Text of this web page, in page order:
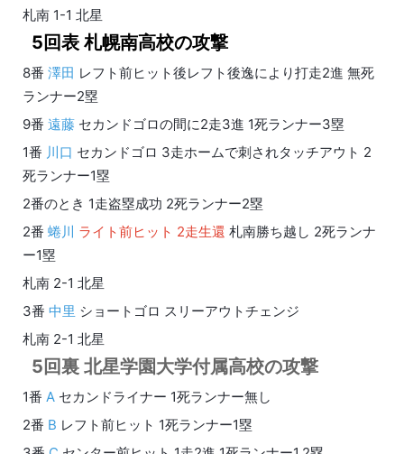
札南 1-1 北星
5回表 札幌南高校の攻撃
8番 澤田 レフト前ヒット後レフト後逸により打走2進 無死
ランナー2塁
9番 遠藤 セカンドゴロの間に2走3進 1死ランナー3塁
1番 川口 セカンドゴロ 3走ホームで刺されタッチアウト 2
死ランナー1塁
2番のとき 1走盗塁成功 2死ランナー2塁
2番 蜷川 ライト前ヒット 2走生還 札南勝ち越し 2死ランナ
ー1塁
札南 2-1 北星
3番 中里 ショートゴロ スリーアウトチェンジ
札南 2-1 北星
5回裏 北星学園大学付属高校の攻撃
1番 A セカンドライナー 1死ランナー無し
2番 B レフト前ヒット 1死ランナー1塁